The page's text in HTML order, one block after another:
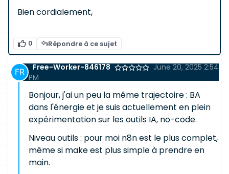
Bien cordialement,
0 Répondre à ce sujet
Free-Worker-846178
June 20, 2025 2:54
PM
Bonjour, j'ai un peu la même trajectoire : BA
dans l'énergie et je suis actuellement en plein
expérimentation sur les outils IA, no-code.
Niveau outils : pour moi n8n est le plus complet,
même si make est plus simple à prendre en
main.